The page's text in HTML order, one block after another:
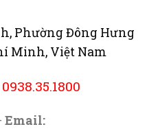
Phường Đông Hưng
Minh, Việt Nam
0938.35.1800
Email: